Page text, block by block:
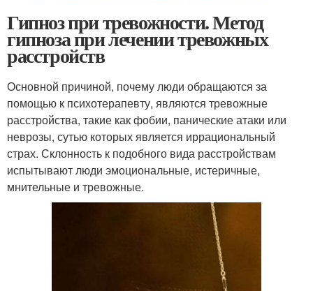
Гипноз при тревожности. Метод
гипноза при лечении тревожных
расстройств
Основной причиной, почему люди обращаются за
помощью к психотерапевту, являются тревожные
расстройства, такие как фобии, панические атаки или
неврозы, сутью которых является иррациональный
страх. Склонность к подобного вида расстройствам
испытывают люди эмоциональные, истеричные,
мнительные и тревожные.